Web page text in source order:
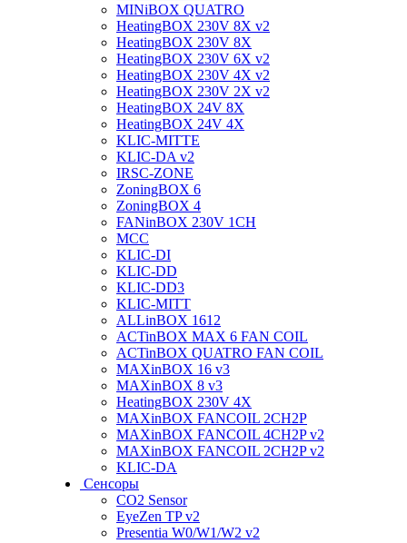
MINiBOX QUATRO
HeatingBOX 230V 8X v2
HeatingBOX 230V 8X
HeatingBOX 230V 6X v2
HeatingBOX 230V 4X v2
HeatingBOX 230V 2X v2
HeatingBOX 24V 8X
HeatingBOX 24V 4X
KLIC-MITTE
KLIC-DA v2
IRSC-ZONE
ZoningBOX 6
ZoningBOX 4
FANinBOX 230V 1CH
MCC
KLIC-DI
KLIC-DD
KLIC-DD3
KLIC-MITT
ALLinBOX 1612
ACTinBOX MAX 6 FAN COIL
ACTinBOX QUATRO FAN COIL
MAXinBOX 16 v3
MAXinBOX 8 v3
HeatingBOX 230V 4X
MAXinBOX FANCOIL 2CH2P
MAXinBOX FANCOIL 4CH2P v2
MAXinBOX FANCOIL 2CH2P v2
KLIC-DA
Сенсоры
CO2 Sensor
EyeZen TP v2
Presentia W0/W1/W2 v2